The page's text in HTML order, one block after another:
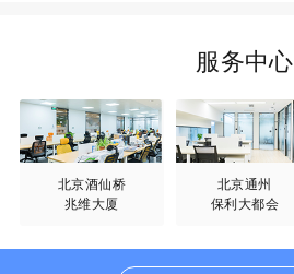
服务中心
北京酒仙桥
兆维大厦
北京通州
保利大都会